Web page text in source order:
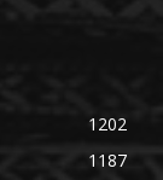
1202
1187